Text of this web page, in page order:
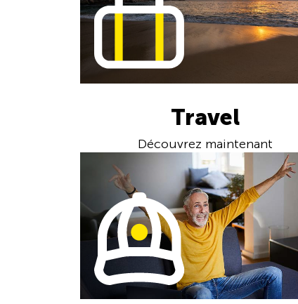
Travel
Découvrez maintenant